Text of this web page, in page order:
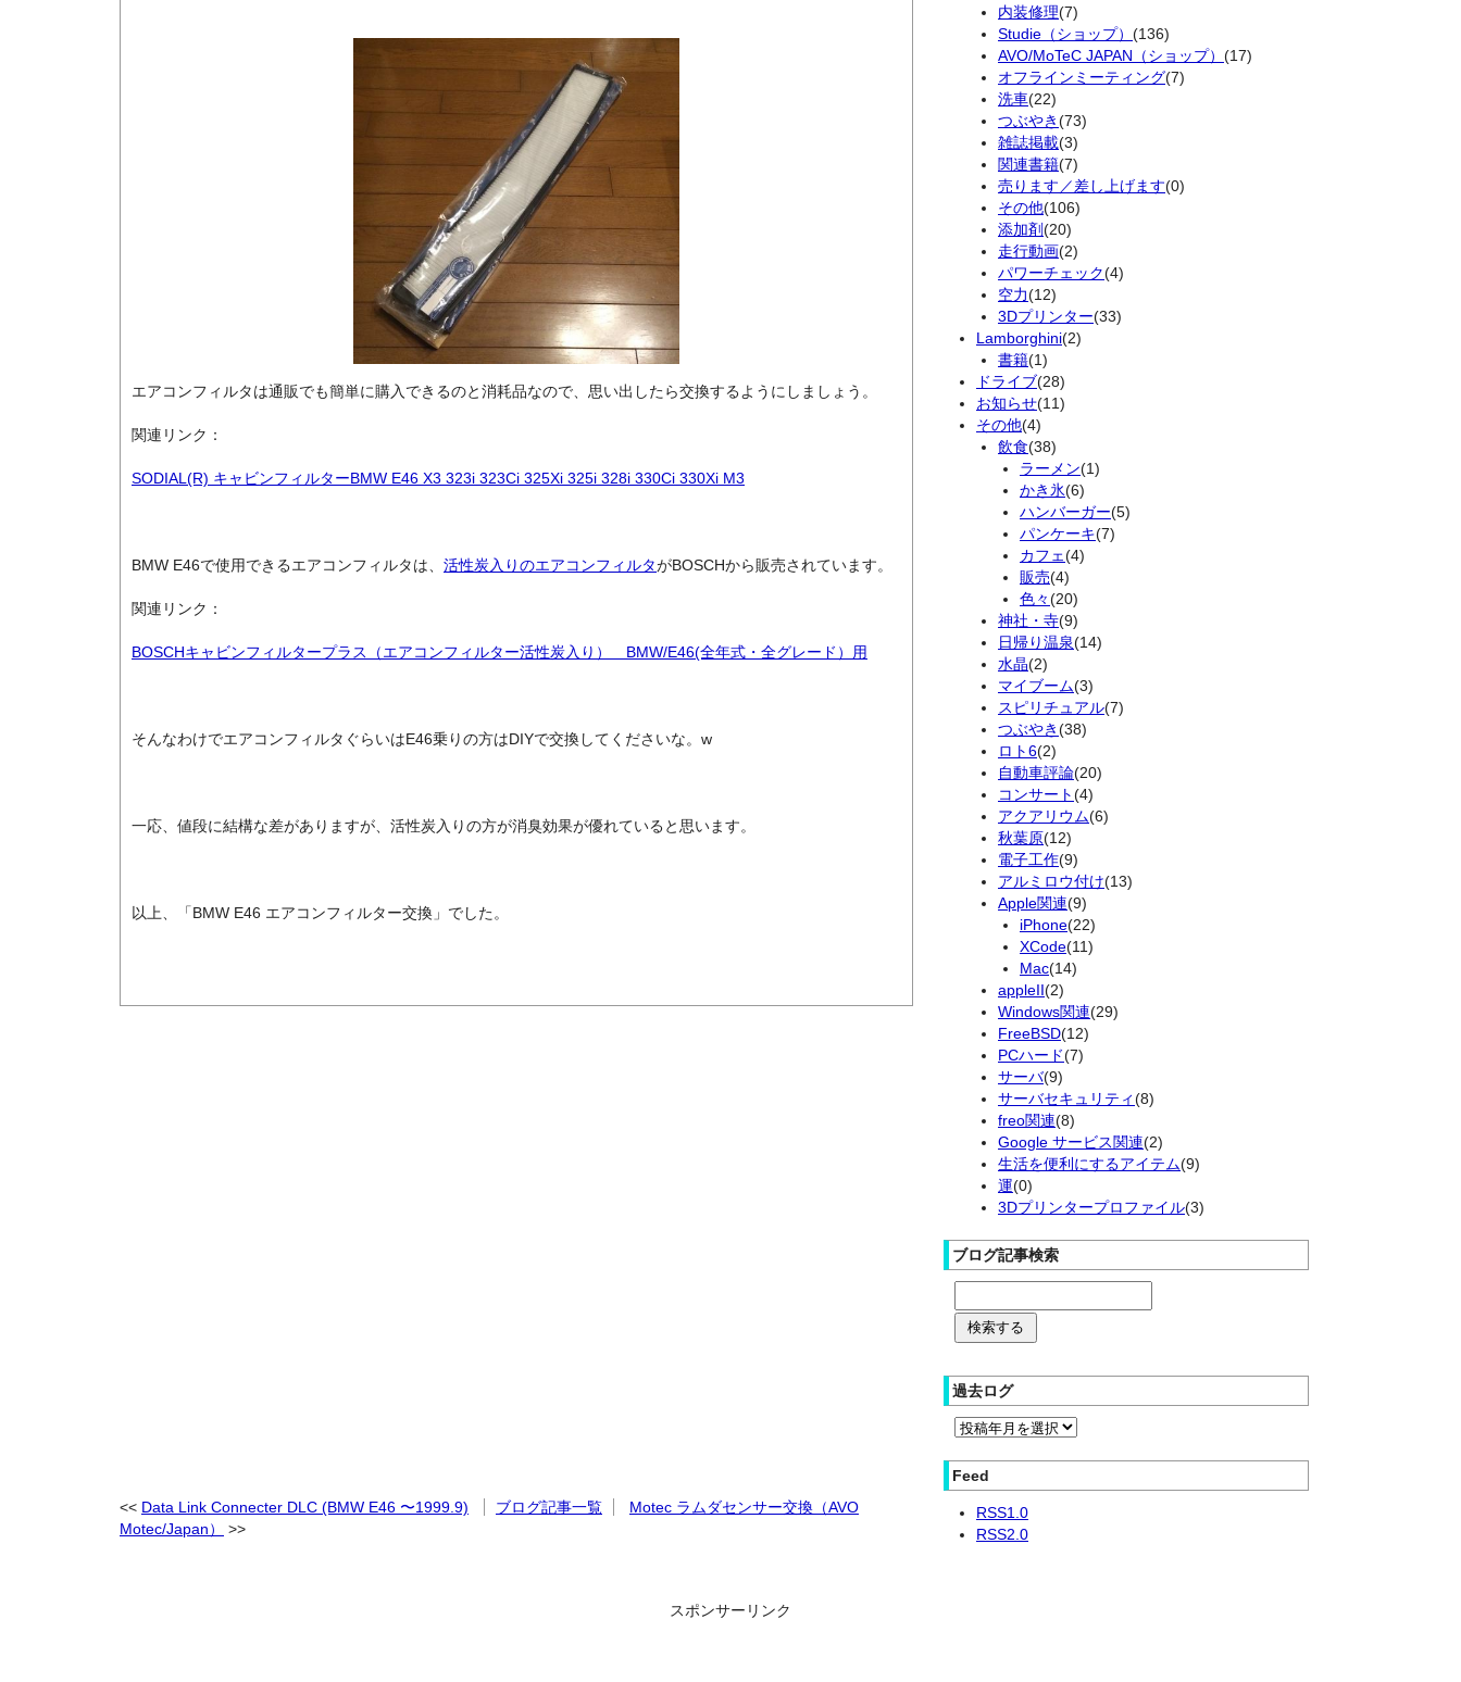
エアコンフィルタは通販でも簡単に購入できるのと消耗品なので、思い出したら交換するようにしましょう。
関連リンク：
SODIAL(R) キャビンフィルターBMW E46 X3 323i 323Ci 325Xi 325i 328i 330Ci 330Xi M3
BMW E46で使用できるエアコンフィルタは、 活性炭入りのエアコンフィルタがBOSCHから販売されています。
関連リンク：
BOSCHキャビンフィルタープラス（エアコンフィルター活性炭入り） BMW/E46(全年式・全グレード）用
そんなわけでエアコンフィルタぐらいはE46乗りの方はDIYで交換してくださいな。w
一応、値段に結構な差がありますが、活性炭入りの方が消臭効果が優れていると思います。
以上、「BMW E46 エアコンフィルター交換」でした。
Data Link Connecter DLC (BMW E46 〜1999.9) ブログ記事一覧
Motec ラムダセンサー交換（AVO
Motec/Japan）
内装修理(7)
Studie（ショップ） (136)
AVO/MoTeC JAPAN（ショップ） (17)
オフラインミーティング(7)
洗車(22)
つぶやき(73)
雑誌掲載(3)
関連書籍(7)
売ります／差し上げます(0)
その他(106)
添加剤(20)
走行動画(2)
パワーチェック(4)
空力(12)
3Dプリンター(33)
Lamborghini(2)
書籍(1)
ドライブ(28)
お知らせ(11)
その他(4)
飲食(38)
ラーメン(1)
かき氷(6)
ハンバーガー(5)
パンケーキ(7)
カフェ(4)
販売(4)
色々(20)
神社・寺(9)
日帰り温泉(14)
水晶(2)
マイブーム(3)
スピリチュアル(7)
つぶやき(38)
ロト6(2)
自動車評論(20)
コンサート(4)
アクアリウム(6)
秋葉原(12)
電子工作(9)
アルミロウ付け(13)
Apple関連(9)
iPhone(22)
XCode(11)
Mac(14)
appleII(2)
Windows関連(29)
FreeBSD(12)
PCハード(7)
サーバ(9)
サーバセキュリティ(8)
freo関連(8)
Google サービス関連(2)
生活を便利にするアイテム(9)
運(0)
3Dプリンタープロファイル(3)
ブログ記事検索
過去ログ
Feed
RSS1.0
RSS2.0
スポンサーリンク